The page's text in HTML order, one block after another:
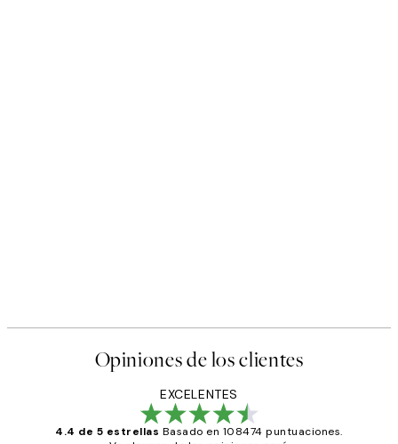
Opiniones de los clientes
EXCELENTES
4.4 de 5 estrellas Basado en 108474 puntuaciones.